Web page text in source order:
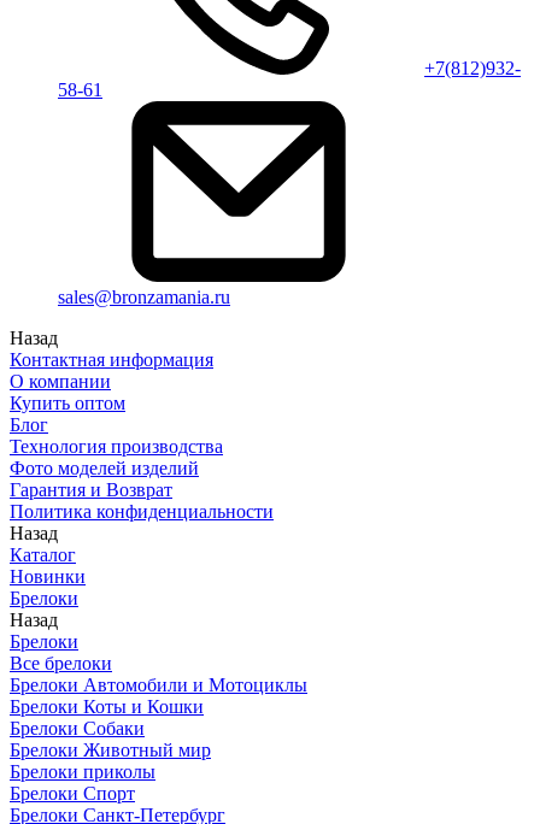
+7(812)932-
58-61
sales@bronzamania.ru
Назад
Контактная информация
О компании
Купить оптом
Блог
Технология производства
Фото моделей изделий
Гарантия и Возврат
Политика конфиденциальности
Назад
Каталог
Новинки
Брелоки
Назад
Брелоки
Все брелоки
Брелоки Автомобили и Мотоциклы
Брелоки Коты и Кошки
Брелоки Собаки
Брелоки Животный мир
Брелоки приколы
Брелоки Спорт
Брелоки Санкт-Петербург